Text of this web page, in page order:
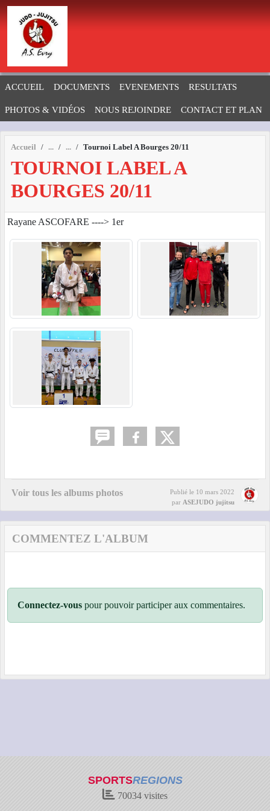
ACCUEIL DOCUMENTS EVENEMENTS RESULTATS
PHOTOS & VIDÉOS NOUS REJOINDRE CONTACT ET PLAN
Accueil Tournoi Label A Bourges 20/11
TOURNOI LABEL A
BOURGES 20/11
Rayane ASCOFARE ----> 1er
Voir tous les albums photos Publié le 10 mars 2022
par ASEJUDO jujitsu
COMMENTEZ L'ALBUM
Connectez-vous pour pouvoir participer aux commentaires.
SPORTSREGIONS
70034 visites
Panneau de gestion des cookies